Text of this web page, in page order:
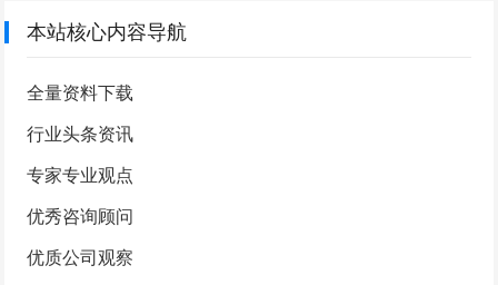
本站核心内容导航
全量资料下载
行业头条资讯
专家专业观点
优秀咨询顾问
优质公司观察